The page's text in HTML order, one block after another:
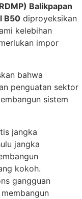
Balikpapan
B50 diproyeksikan
kelebihan
impor
bahwa
penguatan sektor
sistem
jangka
jangka
kokoh.
gangguan